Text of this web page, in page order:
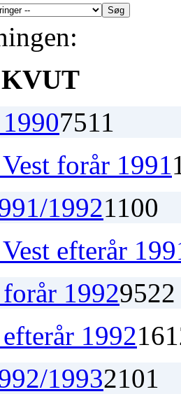
KVUT
7511
forår 1991
19921100
efterår
19929522
199216
19932101